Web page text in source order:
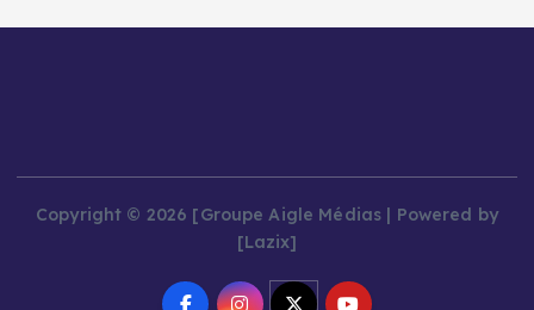
Copyright © 2026 [Groupe Aigle Médias | Powered by
[Lazix]